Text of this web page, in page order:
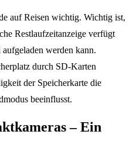
auf Reisen wichtig. Wichtig ist,
Restlaufzeitanzeige verfügt
werden kann.
durch SD-Karten
der Speicherkarte die
beeinflusst.
– Ein